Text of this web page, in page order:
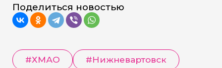
Поделиться новостью
#ХМАО #Нижневартовск